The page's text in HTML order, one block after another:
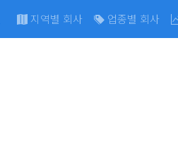
지역별 회사 업종별 회사